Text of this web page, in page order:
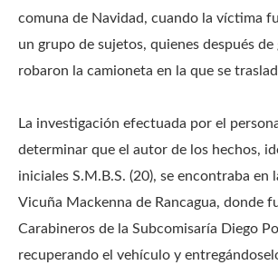
comuna de Navidad, cuando la víctima
un grupo de sujetos, quienes después
robaron la camioneta en la que se
La investigación efectuada por el
determinar que el autor de los hechos,
iniciales S.M.B.S. (20), se encontraba en
Vicuña Mackenna de Rancagua, donde
Carabineros de la Subcomisaría Diego
recuperando el vehículo y